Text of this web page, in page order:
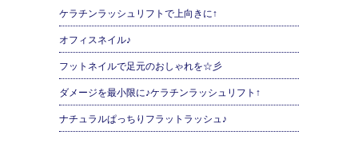
ケラチンラッシュリフトで上向きに↑
オフィスネイル♪
フットネイルで足元のおしゃれを☆彡
ダメージを最小限に♪ケラチンラッシュリフト↑
ナチュラルぱっちりフラットラッシュ♪